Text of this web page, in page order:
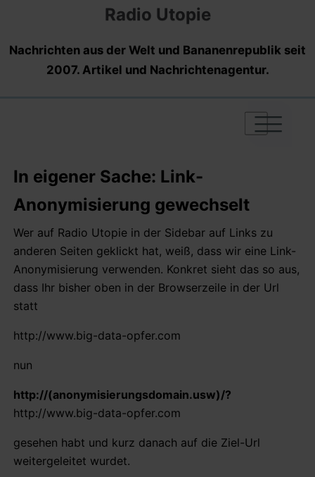
Radio Utopie
Nachrichten aus der Welt und Bananenrepublik seit
2007. Artikel und Nachrichtenagentur.
|
|
|
In eigener Sache: Link-
Anonymisierung gewechselt
Wer auf Radio Utopie in der Sidebar auf Links zu
anderen Seiten geklickt hat, weiß, dass wir eine Link-
Anonymisierung verwenden. Konkret sieht das so aus,
dass Ihr bisher oben in der Browserzeile in der Url
statt
http://www.big-data-opfer.com
nun
http://(anonymisierungsdomain.usw)/?
http://www.big-data-opfer.com
gesehen habt und kurz danach auf die Ziel-Url
weitergeleitet wurdet.